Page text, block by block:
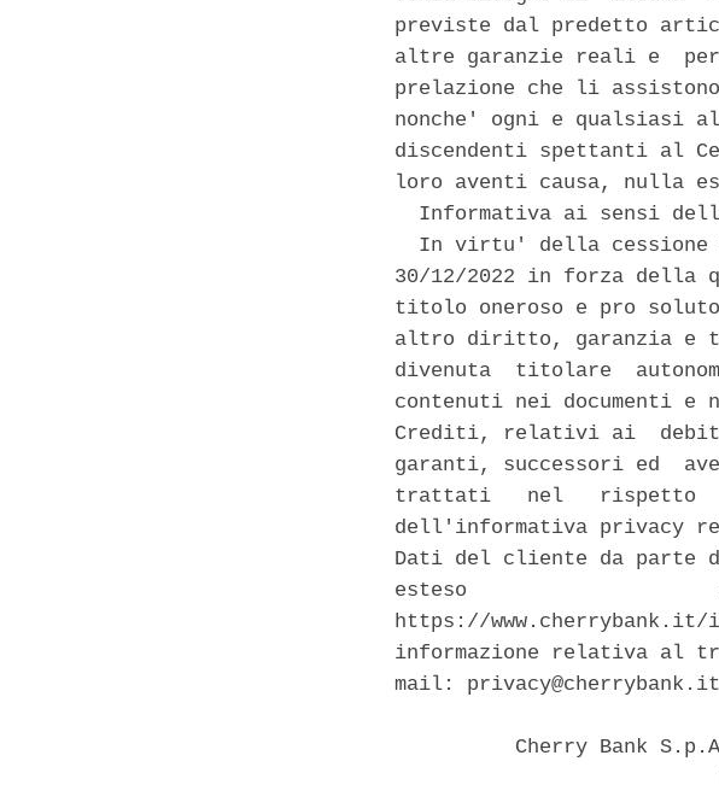
previste dal predetto
altre garanzie reali e
prelazione che li
nonche' ogni e qualsiasi
discendenti spettanti al
loro aventi causa, nulla
Informativa ai sensi
In virtu' della
30/12/2022 in forza della
titolo oneroso e pro
altro diritto, garanzia e
divenuta  titolare
contenuti nei documenti e
Crediti, relativi ai
garanti, successori ed
trattati   nel   rispetto
dell'informativa privacy
Dati del cliente da parte
esteso
https://
informazione relativa al
mail:
Cherry Bank